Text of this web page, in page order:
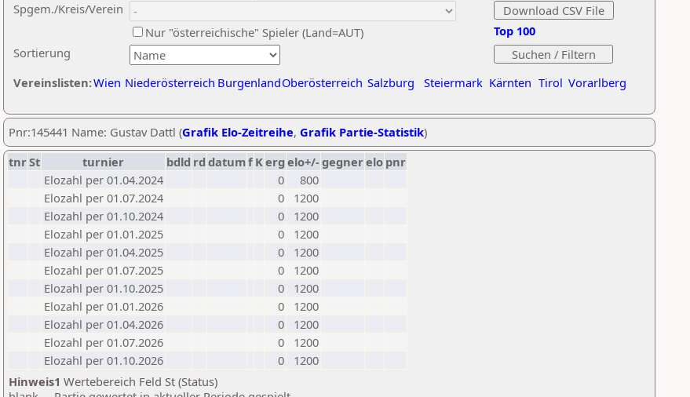
Sortierung
Spgem./Kreis/Verein
Nur "österreichische" Spieler (Land=AUT)
Vereinslisten:Wien Niederösterreich BurgenlandOberösterreich Salzburg Steiermark Kärnten Tirol Vorarlberg
Top 100
Pnr:145441 Name: Gustav Dattl (Grafik Elo-Zeitreihe, Grafik Partie-Statistik)
tnrSt turnier bdld rd datumf Kerg elo+/-gegnerelo pnr
Elozahl per 01.04.2024
0
800
Elozahl per 01.07.2024
0
1200
Elozahl per 01.10.2024
0
1200
Elozahl per 01.01.2025
0
1200
Elozahl per 01.04.2025
0
1200
Elozahl per 01.07.2025
0
1200
Elozahl per 01.10.2025
0
1200
Elozahl per 01.01.2026
0
1200
Elozahl per 01.04.2026
0
1200
Elozahl per 01.07.2026
0
1200
Elozahl per 01.10.2026
0
1200
Hinweis1 Wertebereich Feld St (Status)